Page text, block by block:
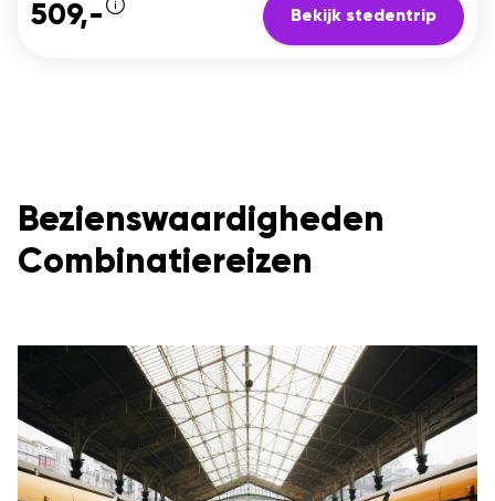
509,- Bekijk stedentrip
Bezienswaardigheden
Combinatiereizen